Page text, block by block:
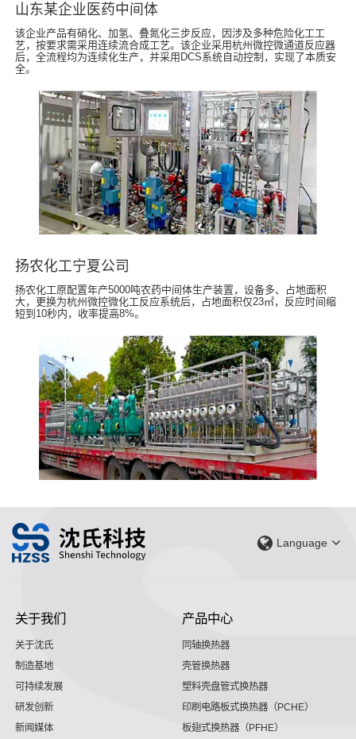
山东某企业医药中间体
该企业产品有硝化、加氢、叠氮化三步反应，因涉及多种危险化工工
艺，按要求需采用连续流合成工艺。该企业采用杭州微控微通道反应器
后，全流程均为连续化生产，并采用DCS系统自动控制，实现了本质安
全。
扬农化工宁夏公司
扬农化工原配置年产5000吨农药中间体生产装置，设备多、占地面积
大，更换为杭州微控微化工反应系统后，占地面积仅23㎡，反应时间缩
短到10秒内，收率提高8%。
Language
关于我们
关于沈氏
制造基地
可持续发展
研发创新
新闻媒体
产品中心
同轴换热器
壳管换热器
塑料壳盘管式换热器
印刷电路板式换热器（PCHE）
板翅式换热器（PFHE）